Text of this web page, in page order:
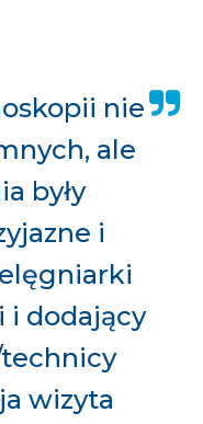
nie
ale
były
i
i dodający
wizyta